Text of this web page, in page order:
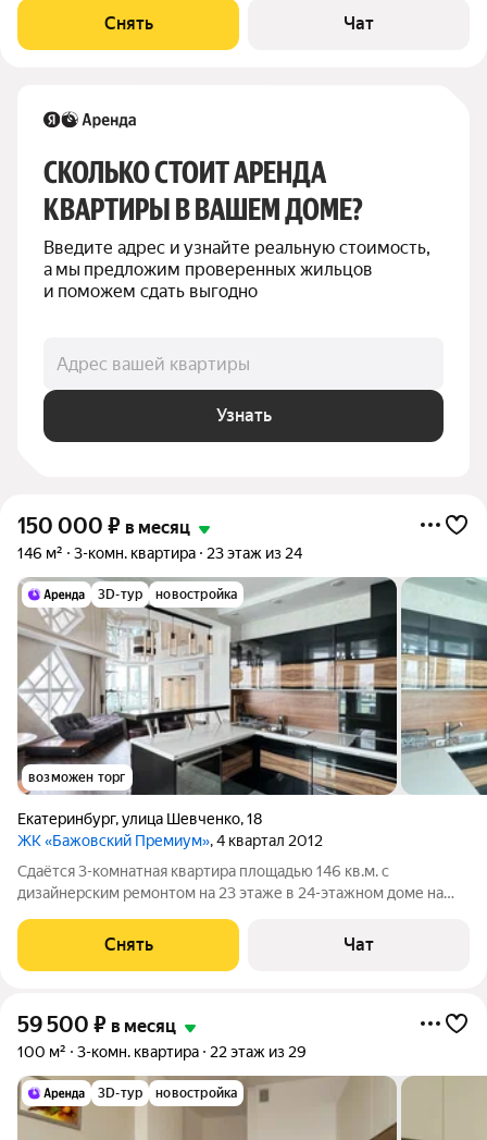
Холодильник Дом - монолитный, окна выходят на улицу. Есть
консьерж. В подъезде 4
Снять Чат
СКОЛЬКО СТОИТ АРЕНДА
КВАРТИРЫ В ВАШЕМ ДОМЕ?
Введите адрес и узнайте реальную стоимость,
а мы предложим проверенных жильцов
и поможем сдать выгодно
Адрес вашей квартиры
Узнать
150 000 ₽ в месяц
146 м² 3-комн. квартира 23 этаж из 24
3D-тур новостройка
возможен торг
Екатеринбург,улица Шевченко,18
ЖК «Бажовский Премиум», 4 квартал 2012
Сдаётся 3-комнатная квартира площадью 146 кв.м. с
дизайнерским ремонтом на 23 этаже в 24-этажном доме на
Стиральная машина Холодильник Посудомоечная машина
Снять Чат
59 500 ₽ в месяц
100 м² 3-комн. квартира 22 этаж из 29
3D-тур новостройка